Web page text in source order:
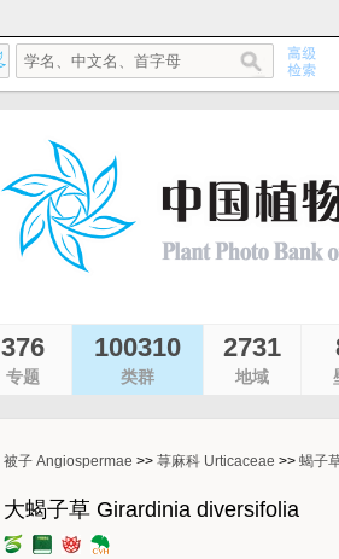
376
专题
100310
类群
2731
地域
被子 Angiospermae >> 荨麻科 Urticaceae >> 蝎子
大蝎子草 Girardinia diversifolia